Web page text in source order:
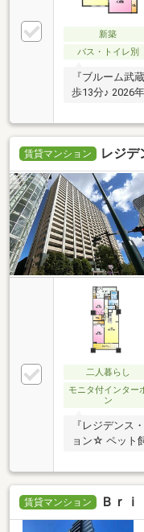
新築
バス・トイレ別
『ブルーム武
歩13分♪ 2026
賃貸マンション レジデ
二人暮らし
モニタ付インター
ン
『レジデンス
ョン☆ ペット
賃貸マンション Ｂｒ